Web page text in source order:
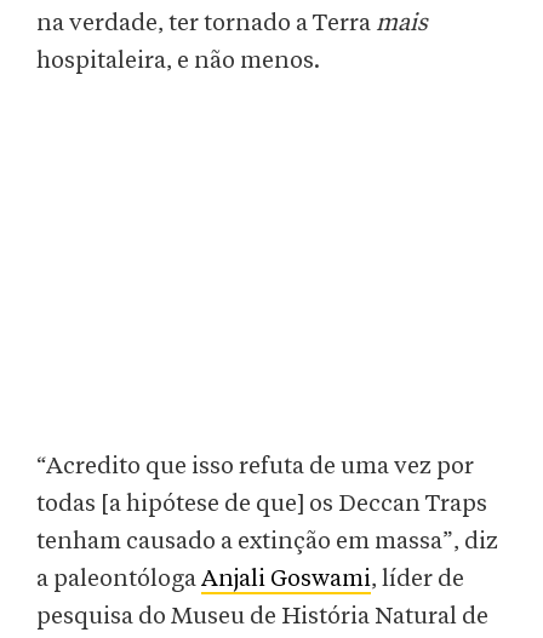
na verdade, ter tornado a Terra mais
hospitaleira, e não menos.
“Acredito que isso refuta de uma vez por
todas [a hipótese de que] os Deccan Traps
tenham causado a extinção em massa”, diz
a paleontólogaAnjali Goswami, líder de
pesquisa do Museu de História Natural de